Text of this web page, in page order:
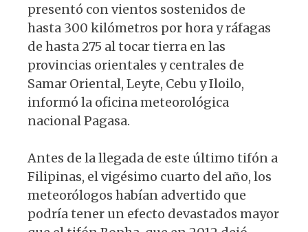
presentó con vientos sostenidos de
hasta 300 kilómetros por hora y ráfagas
de hasta 275 al tocar tierra en las
provincias orientales y centrales de
Samar Oriental, Leyte, Cebu y Iloilo,
informó la oficina meteorológica
nacional Pagasa.
Antes de la llegada de este último tifón a
Filipinas, el vigésimo cuarto del año, los
meteorólogos habían advertido que
podría tener un efecto devastados mayor